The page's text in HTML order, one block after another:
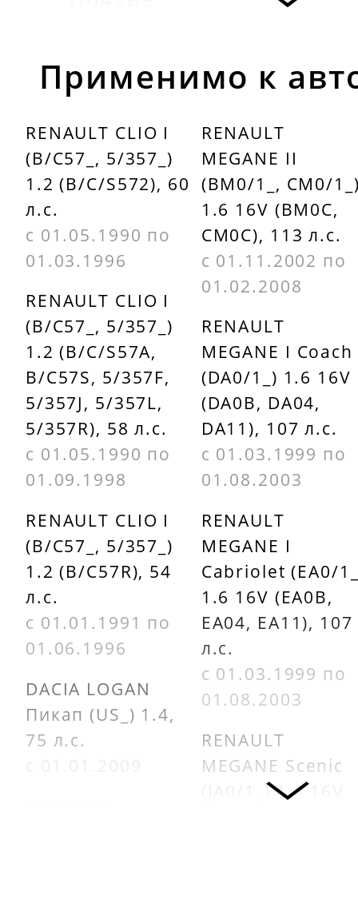
BK55005
BU VERNET
604789J
CALORSTAT
BU VERNET
TH604789J
FACET 78322
FEBI
BILSTEIN
24028
FINORD
FN2539
QUINTON
HAZELL
QTH404K
RENAULT
7700872554
RENAULT
8200030307
RENAULT
8200772985
SCT
TRISCAN
86207688
Применимо к
RENAULT CLIO I
(B/C57_, 5/357_)
1.2 (B/C/S572), 60
л.с.
с 01.05.1990 по
01.03.1996
RENAULT CLIO I
(B/C57_, 5/357_)
1.2 (B/C/S57A,
B/C57S, 5/357F,
5/357J, 5/357L,
5/357R), 58 л.с.
с 01.05.1990 по
01.09.1998
RENAULT CLIO I
(B/C57_, 5/357_)
1.2 (B/C57R), 54
л.с.
с 01.01.1991 по
01.06.1996
DACIA LOGAN
Пикап (US_) 1.4,
75 л.с.
RENAULT
MEGANE II
(BM0/1_, CM0/
1.6 16V (BM0C,
CM0C), 113 л.с.
с 01.11.2002 по
01.02.2008
RENAULT
MEGANE I Coach
(DA0/1_) 1.6 16V
(DA0B, DA04,
DA11), 107 л.с.
с 01.03.1999 по
01.08.2003
RENAULT
MEGANE I
Cabriolet (EA0/
1.6 16V (EA0B,
EA04, EA11), 107
л.с.
с 01.03.1999 по
01.08.2003
RENAULT
MEGANE Scenic
(JA0/1_) 1.6 16V